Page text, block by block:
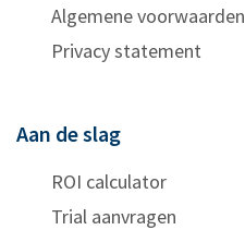
Algemene voorwaarden
Privacy statement
Aan de slag
ROI calculator
Trial aanvragen